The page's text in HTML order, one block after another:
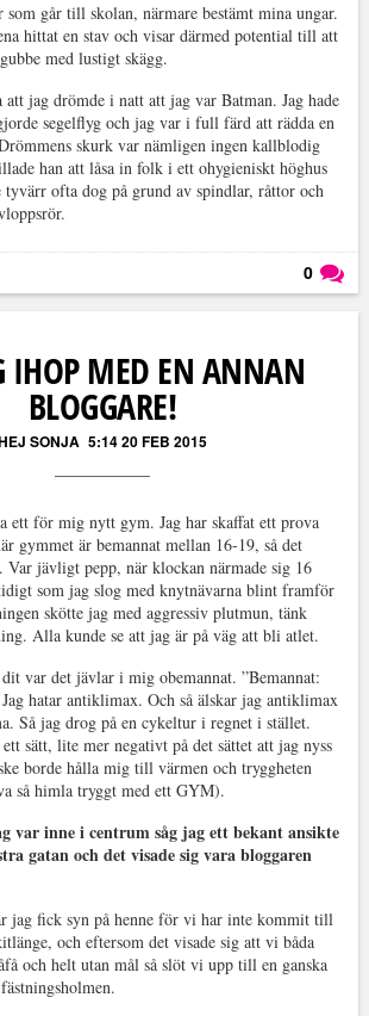
som går till skolan, närmare bestämt mina ungar.
hittat en stav och visar därmed potential till att
med lustigt skägg.
jag drömde i natt att jag var Batman. Jag hade
segelflyg och jag var i full färd att rädda en
skurk var nämligen ingen kallblodig
han att låsa in folk i ett ohygieniskt höghus
tyvärr ofta dog på grund av spindlar, råttor och
0
IHOP MED EN ANNAN
BLOGGARE!
SONJA 5:14 20 FEB 2015
ett för mig nytt gym. Jag har skaffat ett prova
gymmet är bemannat mellan 16-19, så det
Var jävligt pepp, när klockan närmade sig 16
som jag slog med knytnävarna blint framför
skötte jag med aggressiv plutmun, tänk
Alla kunde se att jag är på väg att bli atlet.
var det jävlar i mig obemannat. ”Bemannat:
hatar antiklimax. Och så älskar jag antiklimax
Så jag drog på en cykeltur i regnet i stället.
sätt, lite mer negativt på det sättet att jag nyss
borde hålla mig till värmen och tryggheten
så himla tryggt med ett GYM).
var inne i centrum såg jag ett bekant ansikte
gatan och det visade sig vara bloggaren
jag fick syn på henne för vi har inte kommit till
och eftersom det visade sig att vi båda
och helt utan mål så slöt vi upp till en ganska